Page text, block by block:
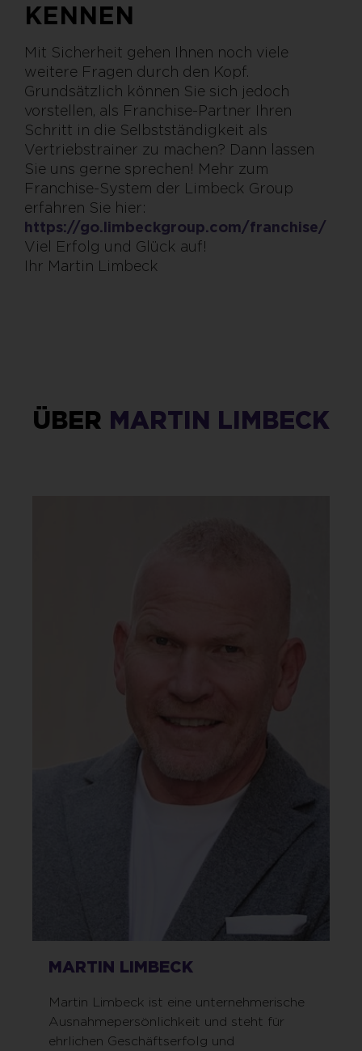
KENNEN
Mit Sicherheit gehen Ihnen noch viele
weitere Fragen durch den Kopf.
Grundsätzlich können Sie sich jedoch
vorstellen, als Franchise-Partner Ihren
Schritt in die Selbstständigkeit als
Vertriebstrainer zu machen? Dann lassen
Sie uns gerne sprechen! Mehr zum
Franchise-System der Limbeck Group
erfahren Sie hier:
https://go.limbeckgroup.com/franchise/
Viel Erfolg und Glück auf!
Ihr Martin Limbeck
ÜBER MARTIN LIMBECK
MARTIN LIMBECK
Martin Limbeck ist eine unternehmerische
Ausnahmepersönlichkeit und steht für
ehrlichen Geschäftserfolg und